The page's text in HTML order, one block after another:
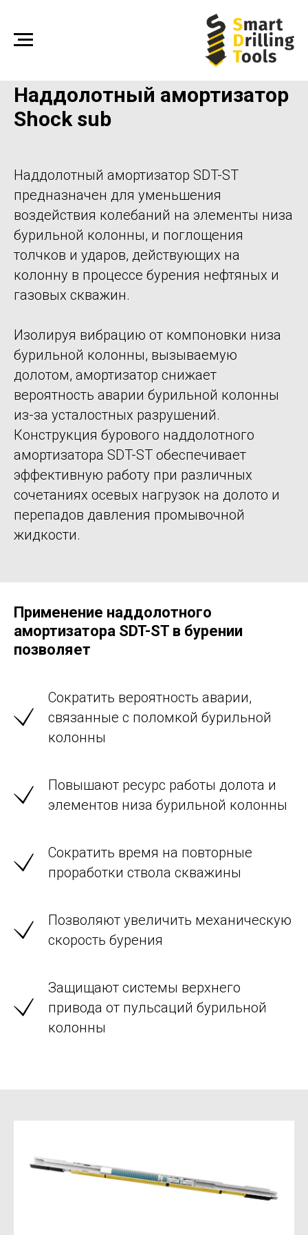
Наддолотный амортизатор
Shock sub
Наддолотный амортизатор SDT-ST
предназначен для уменьшения
воздействия колебаний на элементы низа
бурильной колонны, и поглощения
толчков и ударов, действующих на
колонну в процессе бурения нефтяных и
газовых скважин.
Изолируя вибрацию от компоновки низа
бурильной колонны, вызываемую
долотом, амортизатор снижает
вероятность аварии бурильной колонны
из-за усталостных разрушений.
Конструкция бурового наддолотного
амортизатора SDT-ST обеспечивает
эффективную работу при различных
сочетаниях осевых нагрузок на долото и
перепадов давления промывочной
жидкости.
Применение наддолотного
амортизатора SDT-ST в бурении
позволяет
Сократить вероятность аварии,
связанные с поломкой бурильной
колонны
Повышают ресурс работы долота и
элементов низа бурильной колонны
Сократить время на повторные
проработки ствола скважины
Позволяют увеличить механическую
скорость бурения
Защищают системы верхнего
привода от пульсаций бурильной
колонны